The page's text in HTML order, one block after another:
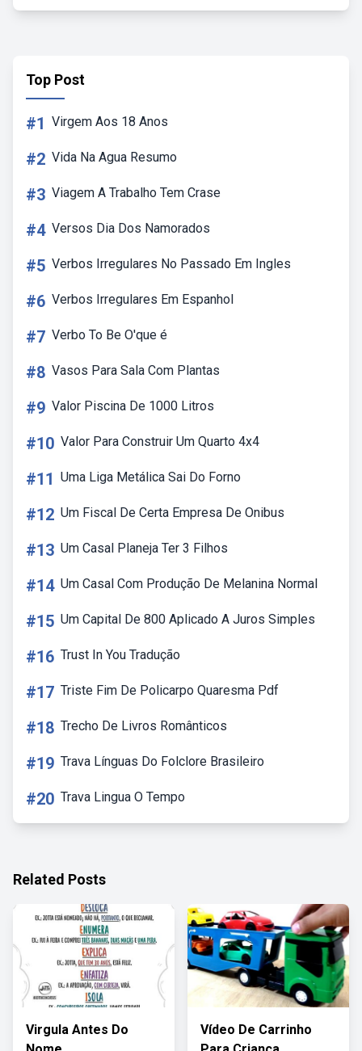
Top Post
#1 Virgem Aos 18 Anos
#2 Vida Na Agua Resumo
#3 Viagem A Trabalho Tem Crase
#4 Versos Dia Dos Namorados
#5 Verbos Irregulares No Passado Em Ingles
#6 Verbos Irregulares Em Espanhol
#7 Verbo To Be O'que é
#8 Vasos Para Sala Com Plantas
#9 Valor Piscina De 1000 Litros
#10 Valor Para Construir Um Quarto 4x4
#11 Uma Liga Metálica Sai Do Forno
#12 Um Fiscal De Certa Empresa De Onibus
#13 Um Casal Planeja Ter 3 Filhos
#14 Um Casal Com Produção De Melanina Normal
#15 Um Capital De 800 Aplicado A Juros Simples
#16 Trust In You Tradução
#17 Triste Fim De Policarpo Quaresma Pdf
#18 Trecho De Livros Românticos
#19 Trava Línguas Do Folclore Brasileiro
#20 Trava Lingua O Tempo
Related Posts
Virgula Antes Do
Vídeo De Carrinho